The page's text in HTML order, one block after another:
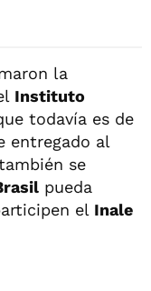
la
Instituto
todavía es de
entregado al
se
pueda
el Inale